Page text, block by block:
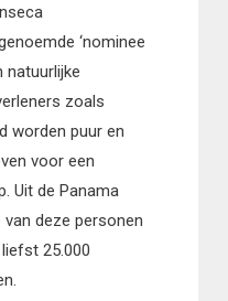
‘nominee
natuurlijke
zoals
worden puur en
voor een
Uit de Panama
deze personen
25.000